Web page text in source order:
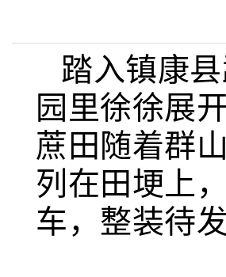
踏入镇康
园里徐徐展
蔗田随着群
列在田埂上
车，整装待